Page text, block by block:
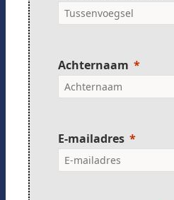
Achternaam
E-mailadres